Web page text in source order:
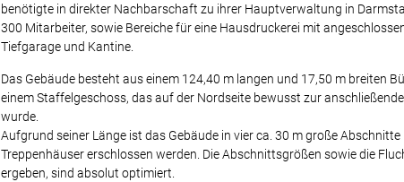
benötigte in direkter Nachbarschaft zu ihrer Hauptverwaltung in
300 Mitarbeiter, sowie Bereiche für eine Hausdruckerei mit
Tiefgarage und Kantine.
Das Gebäude besteht aus einem 124,40 m langen und 17,50 m breiten
einem Staffelgeschoss, das auf der Nordseite bewusst zur
wurde.
Aufgrund seiner Länge ist das Gebäude in vier ca. 30 m große
Treppenhäuser erschlossen werden. Die Abschnittsgrößen sowie die
ergeben, sind absolut optimiert.